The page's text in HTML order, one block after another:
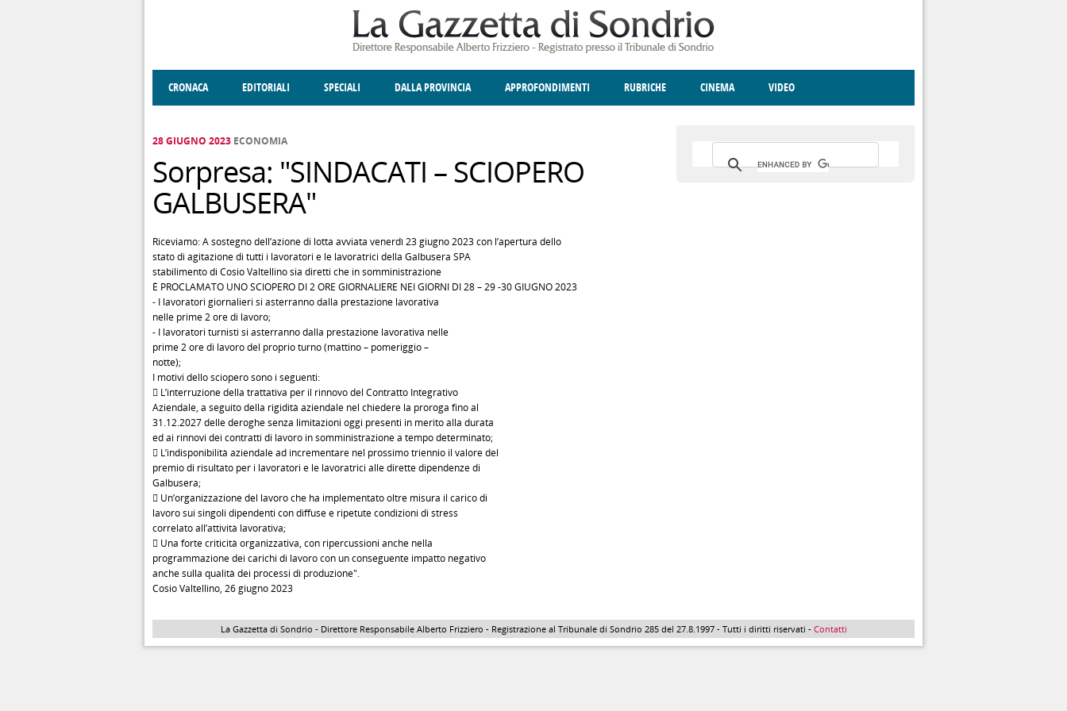
CRONACA EDITORIALI SPECIALI DALLA PROVINCIA APPROFONDIMENTI RUBRICHE CINEMA VIDEO
28 GIUGNO 2023 ECONOMIA
Sorpresa: "SINDACATI – SCIOPERO
GALBUSERA"
Riceviamo: A sostegno dell’azione di lotta avviata venerdì 23 giugno 2023 con l’apertura dello
stato di agitazione di tutti i lavoratori e le lavoratrici della Galbusera SPA
stabilimento di Cosio Valtellino sia diretti che in somministrazione
È PROCLAMATO UNO SCIOPERO DI 2 ORE GIORNALIERE NEI GIORNI DI 28 – 29 -30 GIUGNO 2023
- I lavoratori giornalieri si asterranno dalla prestazione lavorativa
nelle prime 2 ore di lavoro;
- I lavoratori turnisti si asterranno dalla prestazione lavorativa nelle
prime 2 ore di lavoro del proprio turno (mattino – pomeriggio –
notte);
I motivi dello sciopero sono i seguenti:
 L’interruzione della trattativa per il rinnovo del Contratto Integrativo
Aziendale, a seguito della rigidità aziendale nel chiedere la proroga fino al
31.12.2027 delle deroghe senza limitazioni oggi presenti in merito alla durata
ed ai rinnovi dei contratti di lavoro in somministrazione a tempo determinato;
 L’indisponibilità aziendale ad incrementare nel prossimo triennio il valore del
premio di risultato per i lavoratori e le lavoratrici alle dirette dipendenze di
Galbusera;
 Un’organizzazione del lavoro che ha implementato oltre misura il carico di
lavoro sui singoli dipendenti con diffuse e ripetute condizioni di stress
correlato all’attività lavorativa;
 Una forte criticità organizzativa, con ripercussioni anche nella
programmazione dei carichi di lavoro con un conseguente impatto negativo
anche sulla qualità dei processi di produzione".
Cosio Valtellino, 26 giugno 2023
La Gazzetta di Sondrio - Direttore Responsabile Alberto Frizziero - Registrazione al Tribunale di Sondrio 285 del 27.8.1997 - Tutti i diritti riservati - Contatti